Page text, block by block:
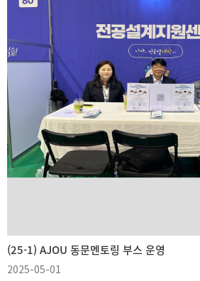
(25-1) AJOU 동문멘토링 부스 운영
2025-05-01